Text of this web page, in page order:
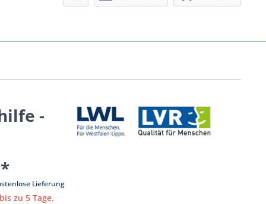
-
Lieferung
zu 5 Tage.